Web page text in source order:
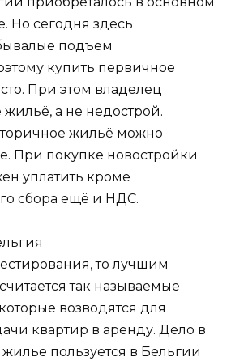
Но сегодня здесь
подъем
купить первичное
При этом владелец
жильё, а не недострой.
жильё можно
При покупке новостройки
уплатить кроме
сбора ещё и НДС.
то лучшим
так называемые
возводятся для
квартир в аренду. Дело в
пользуется в Бельгии